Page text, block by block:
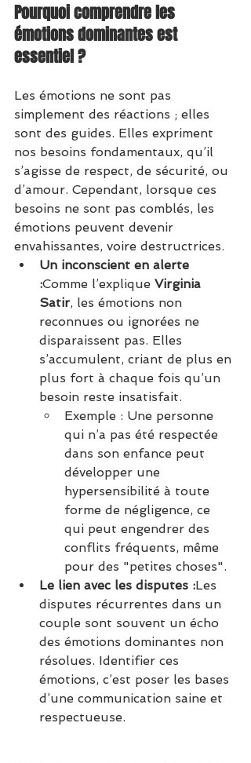
Pourquoi comprendre les
émotions dominantes est
essentiel ?
Les émotions ne sont pas
simplement des réactions ; elles
sont des guides. Elles expriment
nos besoins fondamentaux, qu’il
s’agisse de respect, de sécurité, ou
d’amour. Cependant, lorsque ces
besoins ne sont pas comblés, les
émotions peuvent devenir
envahissantes, voire destructrices.
Un inconscient en alerte
:Comme l’explique Virginia
Satir, les émotions non
reconnues ou ignorées ne
disparaissent pas. Elles
s’accumulent, criant de plus en
plus fort à chaque fois qu’un
besoin reste insatisfait.
Exemple : Une personne
qui n’a pas été respectée
dans son enfance peut
développer une
hypersensibilité à toute
forme de négligence, ce
qui peut engendrer des
conflits fréquents, même
pour des "petites choses".
Le lien avec les disputes :Les
disputes récurrentes dans un
couple sont souvent un écho
des émotions dominantes non
résolues. Identifier ces
émotions, c’est poser les bases
d’une communication saine et
respectueuse.